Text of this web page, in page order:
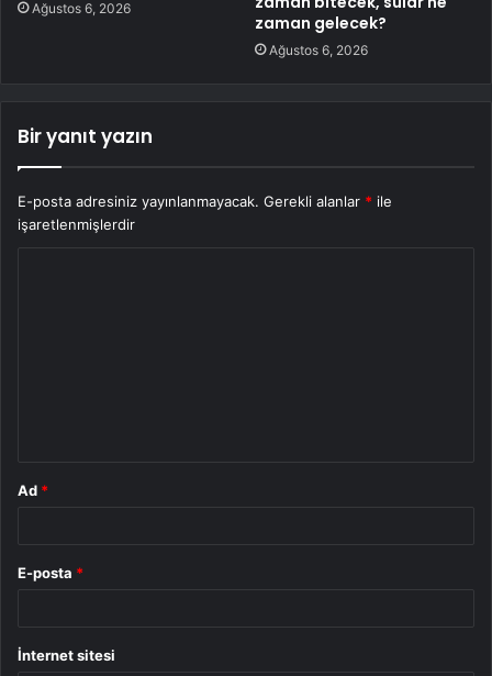
Ağustos 6, 2026
zaman gelecek?
Ağustos 6, 2026
Bir yanıt yazın
E-posta adresiniz yayınlanmayacak. Gerekli alanlar * ile
işaretlenmişlerdir
Ad *
E-posta *
İnternet sitesi